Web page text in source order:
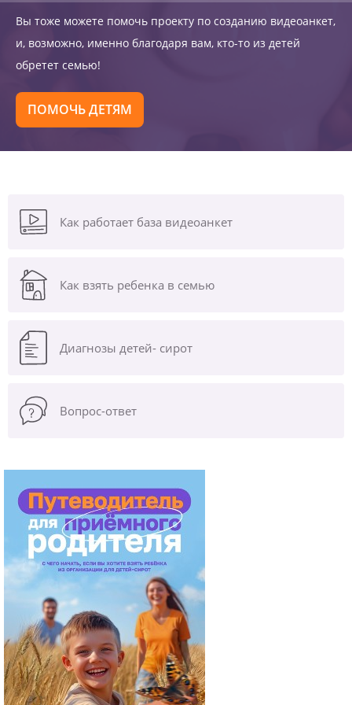
Вы тоже можете помочь проекту по созданию видеоанкет,
и, возможно, именно благодаря вам, кто-то из детей
обретет семью!
ПОМОЧЬ ДЕТЯМ
Как работает база видеоанкет
Как взять ребенка в семью
Диагнозы детей- сирот
Вопрос-ответ